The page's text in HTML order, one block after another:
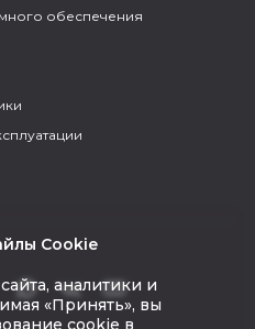
обеспечения
Cookie
аналитики и
«Принять», вы
cookie в